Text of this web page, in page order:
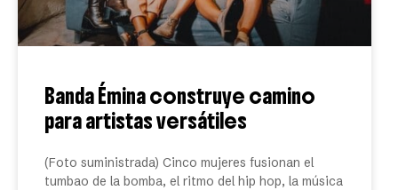
Banda Émina construye camino
para artistas versátiles
(Foto suministrada) Cinco mujeres fusionan el
tumbao de la bomba, el ritmo del hip hop, la música